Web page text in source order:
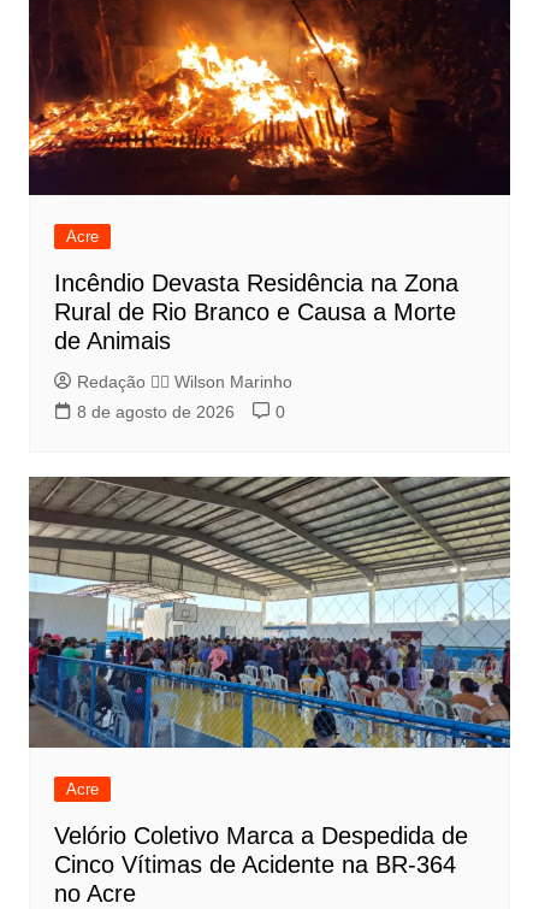
Acre
Incêndio Devasta Residência na Zona
Rural de Rio Branco e Causa a Morte
de Animais
Redação 👨‍⚖️​ Wilson Marinho
8 de agosto de 2026
0
Acre
Velório Coletivo Marca a Despedida de
Cinco Vítimas de Acidente na BR-364
no Acre